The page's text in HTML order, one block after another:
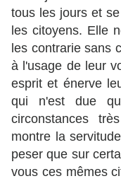
tous les jours et
les citoyens. Elle
les contrarie sans
à l'usage de leur
esprit et énerve
qui n'est due
circonstances
montre la
peser que sur
vous ces mêmes